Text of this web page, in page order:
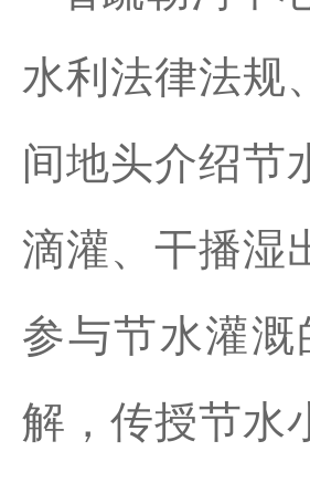
水利法律法规
间地头介绍节
滴灌、干播湿
参与节水灌
解，传授节水